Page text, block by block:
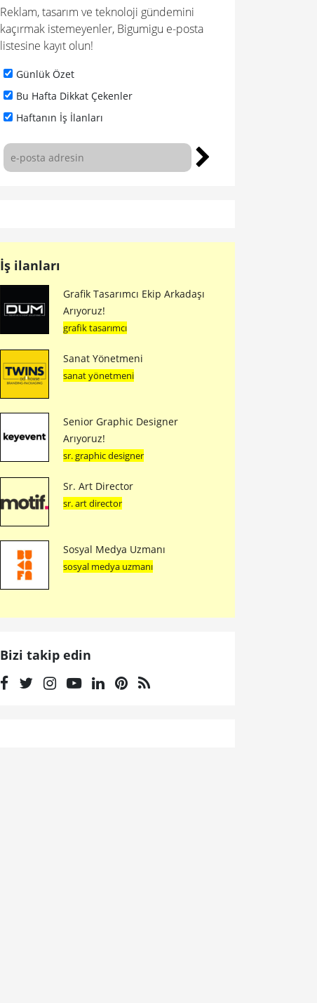
Reklam, tasarım ve teknoloji gündemini
kaçırmak istemeyenler, Bigumigu e-posta
listesine kayıt olun!
Günlük Özet
Bu Hafta Dikkat Çekenler
Haftanın İş İlanları
İş ilanları
Grafik Tasarımcı Ekip Arkadaşı
Arıyoruz!
grafik tasarımcı
Sanat Yönetmeni
sanat yönetmeni
Senior Graphic Designer
Arıyoruz!
sr. graphic designer
Sr. Art Director
sr. art director
Sosyal Medya Uzmanı
sosyal medya uzmanı
Bizi takip edin